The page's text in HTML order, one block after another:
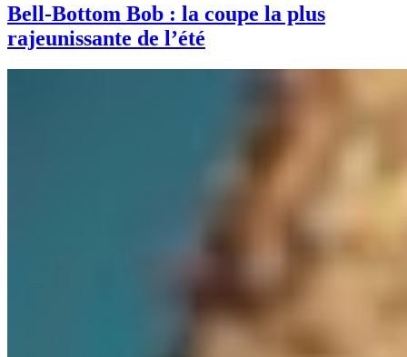
Bell-Bottom Bob : la coupe la plus
rajeunissante de l’été